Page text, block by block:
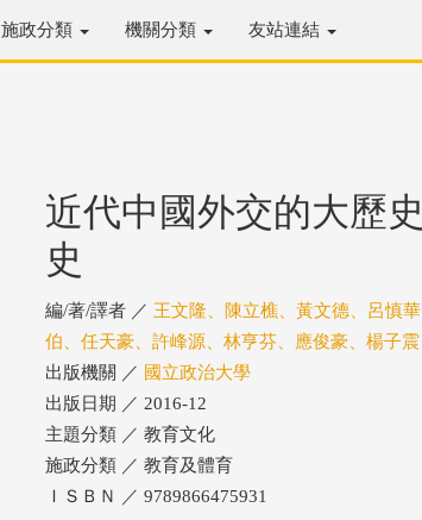
施政分類 機關分類 友站連結
近代中國外交的大歷
史
編/著/譯者 ／ 王文隆、陳立樵、黃文德、呂慎
伯、任天豪、許峰源、林亨芬、應俊豪、楊子
出版機關 ／ 國立政治大學
出版日期 ／ 2016-12
主題分類 ／ 教育文化
施政分類 ／ 教育及體育
ＩＳＢＮ ／ 9789866475931